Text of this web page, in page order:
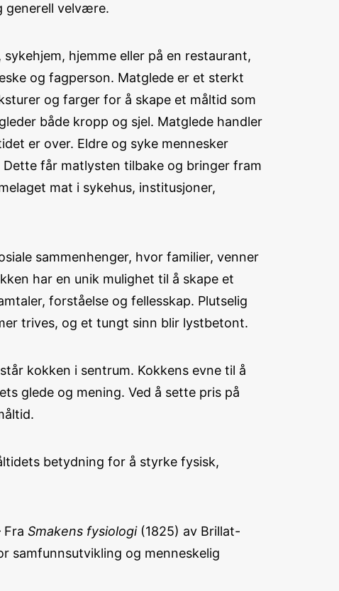
generell velvære.
hjemme eller på en restaurant,
og fagperson. Matglede er et sterkt
og farger for å skape et måltid som
både kropp og sjel. Matglede handler
er over. Eldre og syke mennesker
får matlysten tilbake og bringer fram
mat i sykehus, institusjoner,
sammenhenger, hvor familier, venner
har en unik mulighet til å skape et
forståelse og fellesskap. Plutselig
trives, og et tungt sinn blir lystbetont.
kokken i sentrum. Kokkens evne til å
glede og mening. Ved å sette pris på
betydning for å styrke fysisk,
Fra Smakens fysiologi(1825) av Brillat-
samfunnsutvikling og menneskelig